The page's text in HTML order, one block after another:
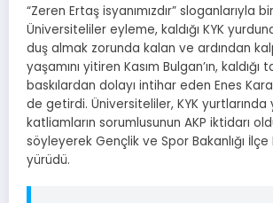
“Zeren Ertaş isyanımızdır” sloganlarıyla
Üniversiteliler eyleme, kaldığı KYK
duş almak zorunda kalan ve ardından
yaşamını yitiren Kasım Bulgan’ın,
baskılardan dolayı intihar eden Enes
de getirdi. Üniversiteliler, KYK yurtlarında
katliamların sorumlusunun AKP iktidarı
söyleyerek Gençlik ve Spor Bakanlığı
yürüdü.